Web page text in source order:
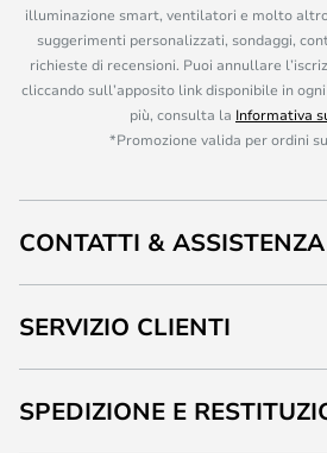
illuminazione smart, ventilatori e molto
suggerimenti personalizzati, sondaggi,
richieste di recensioni. Puoi annullare
cliccando sull’apposito link disponibile in
più, consulta la Informativa
*Promozione valida per ordini
CONTATTI & ASSISTENZA
SERVIZIO CLIENTI
SPEDIZIONE E